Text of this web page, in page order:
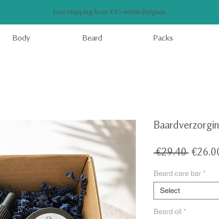
Free shipping from €45 within Belgium
Body Beard Packs
€29.40
Beard care bar *
Select
Beard oil *